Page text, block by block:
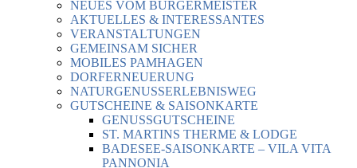
NEUES VOM BÜRGERMEISTER
AKTUELLES & INTERESSANTES
VERANSTALTUNGEN
GEMEINSAM SICHER
MOBILES PAMHAGEN
DORFERNEUERUNG
NATURGENUSSERLEBNISWEG
GUTSCHEINE & SAISONKARTE
GENUSSGUTSCHEINE
ST. MARTINS THERME & LODGE
BADESEE-SAISONKARTE – VILA VITA
PANNONIA